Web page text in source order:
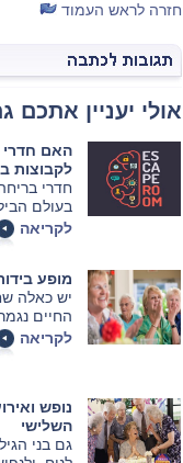
חזרה לראש העמוד
אולי יעניין אתכם
האם חדרי
לקבוצות
חדרי
בעולם
מציעים
תספיקו
בוחרים
ללא ספק
חובבי
מבוגר.
לקריאה
מופע
החיים
עניין
מבין שזה
מעניינת
שלכם.
לקריאה
נופש
השלישי
גם בני